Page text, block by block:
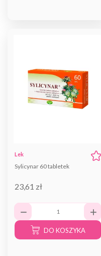
Lek
Sylicynar 60 tabletek
23,61 zł
DO KOSZYKA